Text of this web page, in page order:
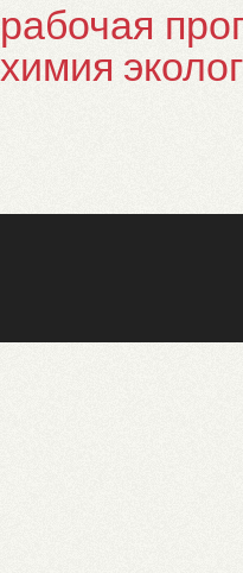
рабочая
химия